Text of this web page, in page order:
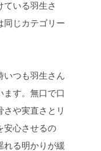
ている羽生さ
同じカテゴリー
いつも羽生さん
ます。無口で口
や実直さとリ
安心させるの
れる明かりが緩